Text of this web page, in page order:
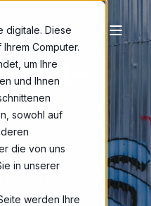
digitale. Diese
Computer.
um Ihre
und Ihnen
sowohl auf
die von uns
in unserer
werden Ihre
Management